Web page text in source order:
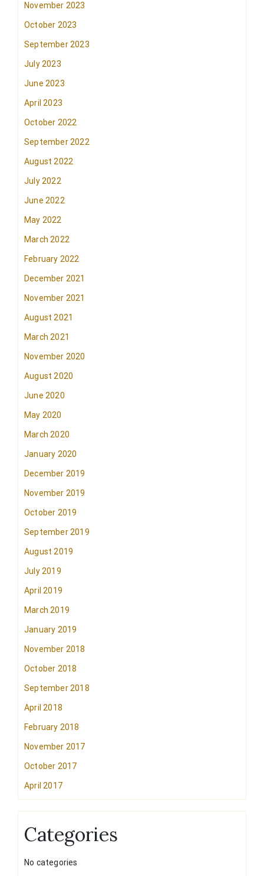
November 2023
October 2023
September 2023
July 2023
June 2023
April 2023
October 2022
September 2022
August 2022
July 2022
June 2022
May 2022
March 2022
February 2022
December 2021
November 2021
August 2021
March 2021
November 2020
August 2020
June 2020
May 2020
March 2020
January 2020
December 2019
November 2019
October 2019
September 2019
August 2019
July 2019
April 2019
March 2019
January 2019
November 2018
October 2018
September 2018
April 2018
February 2018
November 2017
October 2017
April 2017
Categories
No categories